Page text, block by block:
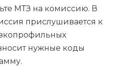
МТЗ на комиссию. В
прислушивается к
нужные коды